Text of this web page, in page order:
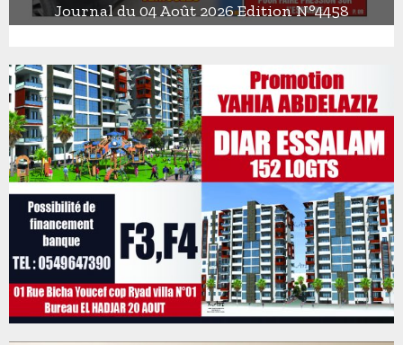
u
r
n
a
l
d
u
o
û
t
2
Journal du 04 Août 2026 Edition N°4458